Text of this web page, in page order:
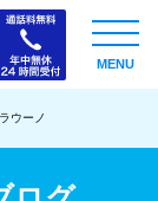
MENU
ウーノ